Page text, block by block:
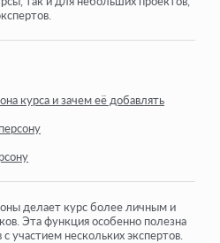
на Kwiga
на черновик и скрыть его от
проверкой
разных тарифов
курса и зачем её добавлять
делает курс более личным и
Эта функция особенно полезна
участием нескольких экспертов.